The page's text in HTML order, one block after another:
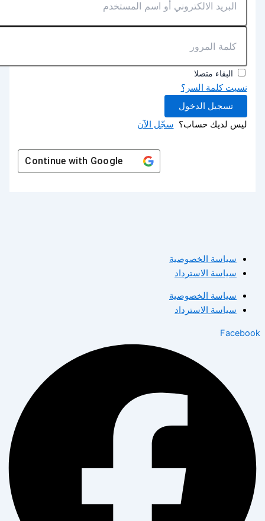
البقاء متصلا
نسيت كلمة السر؟
تسجيل الدخول
ليس لديك حساب؟ سجّل الآن
Continue withGoogle
سياسة الخصوصية
سياسة الاسترداد
سياسة الخصوصية
سياسة الاسترداد
Facebook